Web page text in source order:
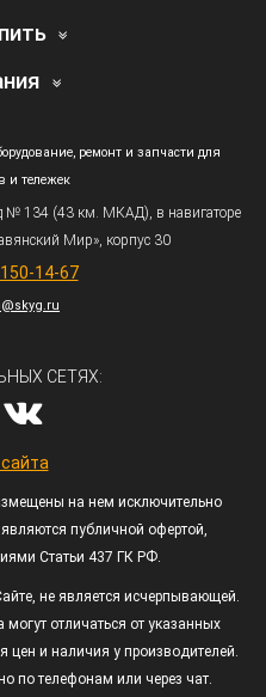
ремонт и запчасти для
и тележек
№ 134 (43км. МКАД), в навигаторе
Мир», корпус 30
14-67
СЕТЯХ:
на нем исключительно
публичной офертой,
Статьи 437 ГК РФ.
не является исчерпывающей.
отличаться от указанных
цен и наличия у производителей.
по телефонам или через чат.